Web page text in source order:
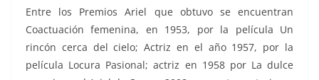
Entre los Premios Ariel que obtuvo se encuentran
Coactuación femenina, en 1953, por la película Un
rincón cerca del cielo; Actriz en el año 1957, por la
película Locura Pasional; actriz en 1958 por La dulce